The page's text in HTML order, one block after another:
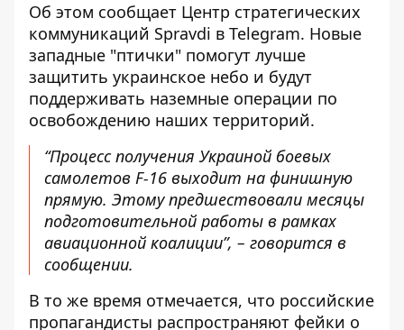
Об этом сообщает Центр стратегических
коммуникаций Spravdi в Telegram. Новые
западные "птички" помогут лучше
защитить украинское небо и будут
поддерживать наземные операции по
освобождению наших территорий.
“Процесс получения Украиной боевых
самолетов F-16 выходит на финишную
прямую. Этому предшествовали месяцы
подготовительной работы в рамках
авиационной коалиции”, – говорится в
сообщении.
В то же время отмечается, что российские
пропагандисты распространяют фейки о